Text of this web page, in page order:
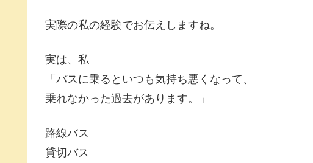
実際の私の経験でお伝えしますね。
実は、私
「バスに乗るといつも気持ち悪くなって、
乗れなかった過去があります。」
路線バス
貸切バス